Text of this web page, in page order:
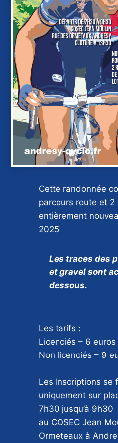
Cette randonnée
parcours route et 2
entièrement
2025
Les traces des
et gravel sont
dessous.
Les tarifs :
Licenciés – 6 euros
Non licenciés – 9
Les Inscriptions se
uniquement sur
7h30 jusqu’à 9h30
au COSEC Jean
Ormeteaux à